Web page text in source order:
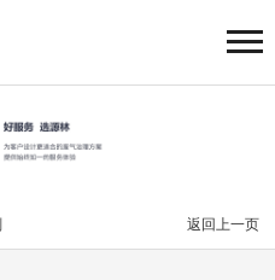
返回上一页